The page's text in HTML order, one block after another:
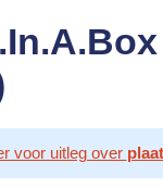
voor uitleg over